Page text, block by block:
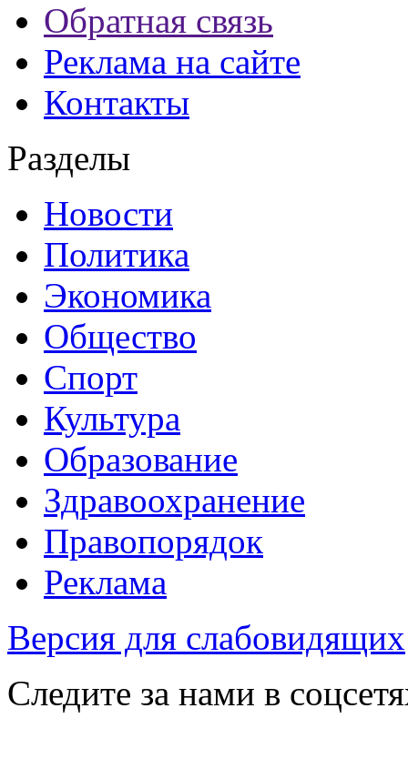
Обратная связь
Реклама на сайте
Контакты
Разделы
Новости
Политика
Экономика
Общество
Спорт
Культура
Образование
Здравоохранение
Правопорядок
Реклама
Версия для слабовидящих
Следите за нами в